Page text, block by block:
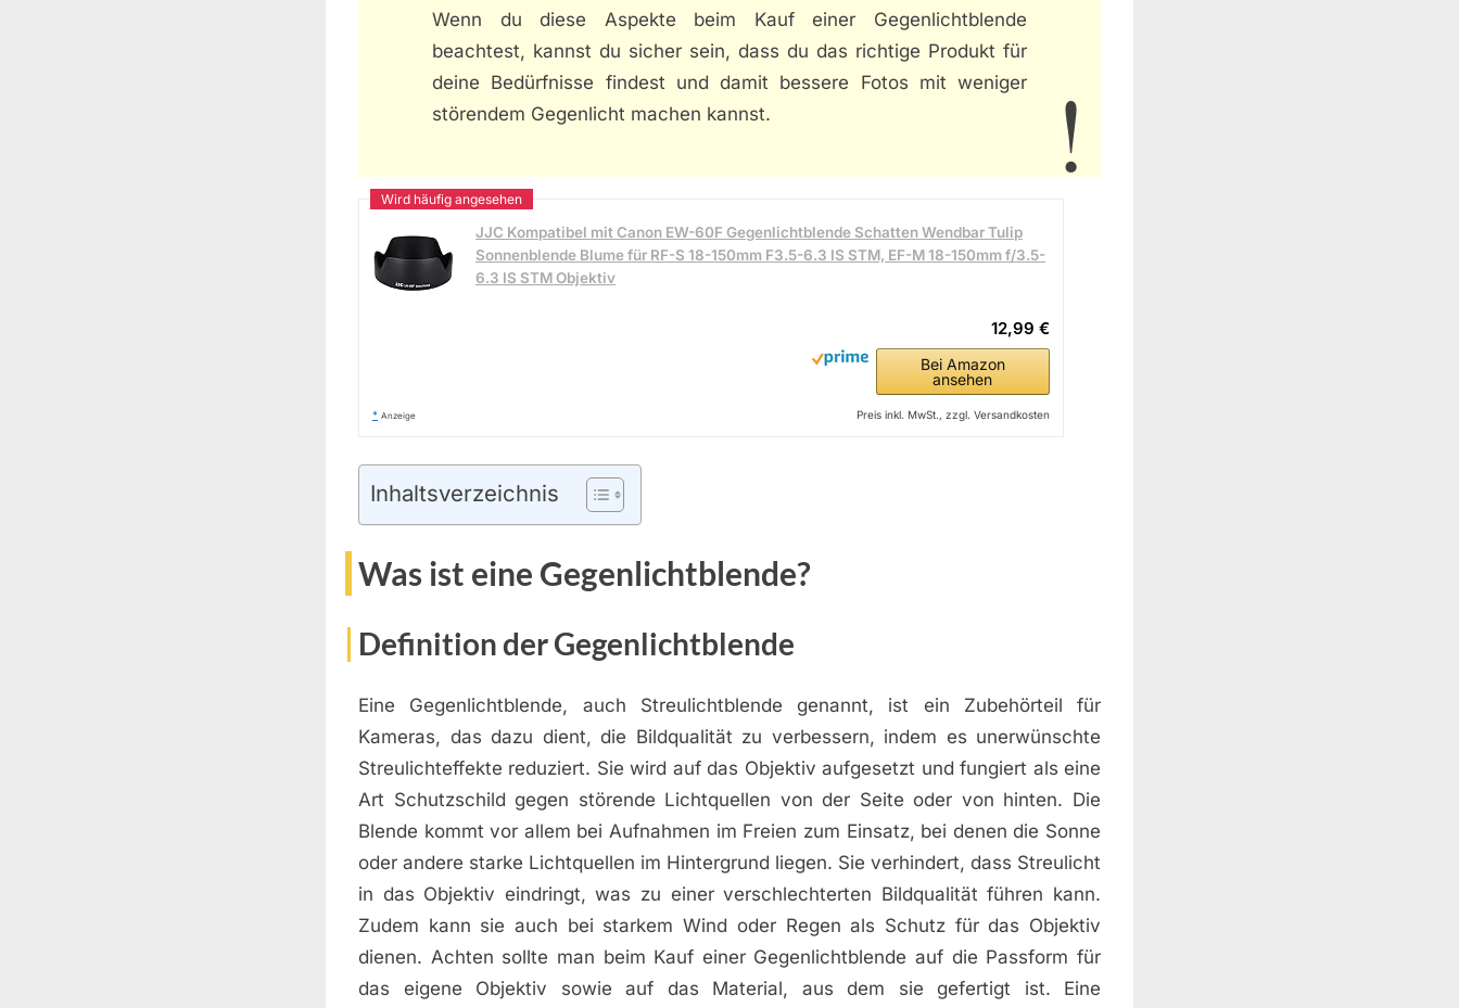
Wenn du diese Aspekte beim Kauf einer Gegenlichtblende
beachtest, kannst du sicher sein, dass du das richtige Produkt für
deine Bedürfnisse findest und damit bessere Fotos mit weniger
störendem Gegenlicht machen kannst.
JJC Kompatibel mit Canon EW-60F Gegenlichtblende Schatten Wendbar Tulip
Sonnenblende Blume für RF-S 18-150mm F3.5-6.3 IS STM, EF-M 18-150mm f/3.5-
6.3 IS STM Objektiv
12,99 €
Bei Amazon
ansehen
* Anzeige Preis inkl. MwSt., zzgl. Versandkosten
Inhaltsverzeichnis
Was ist eine Gegenlichtblende?
Definition der Gegenlichtblende
Eine Gegenlichtblende, auch Streulichtblende genannt, ist ein Zubehörteil für
Kameras, das dazu dient, die Bildqualität zu verbessern, indem es unerwünschte
Streulichteffekte reduziert. Sie wird auf das Objektiv aufgesetzt und fungiert als eine
Art Schutzschild gegen störende Lichtquellen von der Seite oder von hinten. Die
Blende kommt vor allem bei Aufnahmen im Freien zum Einsatz, bei denen die Sonne
oder andere starke Lichtquellen im Hintergrund liegen. Sie verhindert, dass Streulicht
in das Objektiv eindringt, was zu einer verschlechterten Bildqualität führen kann.
Zudem kann sie auch bei starkem Wind oder Regen als Schutz für das Objektiv
dienen. Achten sollte man beim Kauf einer Gegenlichtblende auf die Passform für
das eigene Objektiv sowie auf das Material, aus dem sie gefertigt ist. Eine